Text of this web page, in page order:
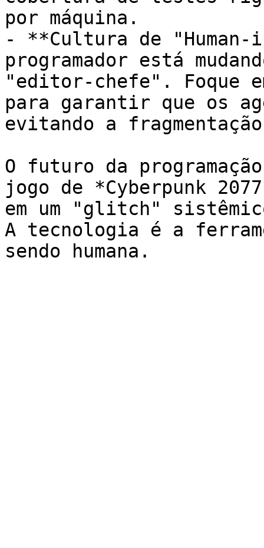
por máquina.
- **Cultura de
programador está
"editor-chefe". Foque
para garantir que os
evitando a
O futuro da
jogo de *Cyberpunk
em um "glitch"
A tecnologia é a
sendo humana.